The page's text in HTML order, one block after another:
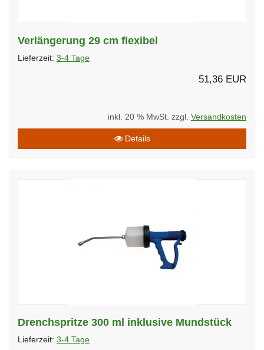
Verlängerung 29 cm flexibel
Lieferzeit: 3-4 Tage
51,36 EUR
inkl. 20 % MwSt. zzgl. Versandkosten
Details
Drenchspritze 300 ml inklusive Mundstück
Lieferzeit: 3-4 Tage